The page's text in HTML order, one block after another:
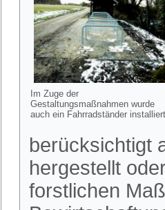
Im Zuge der
Gestaltungsmaßnahmen wurde
auch ein Fahrradständer
berücksichtigt
hergestellt
forstlichen